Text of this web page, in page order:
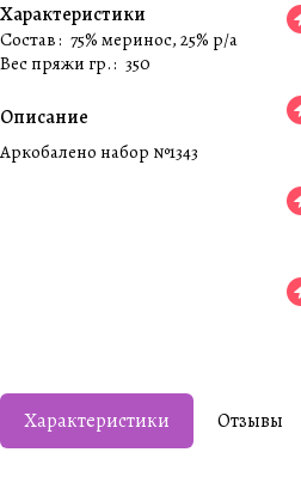
Характеристики
Состав: 75% меринос, 25% p/a
Вес пряжи гр.: 350
Описание
Аркобалено набор №1343
Характеристики Отзывы